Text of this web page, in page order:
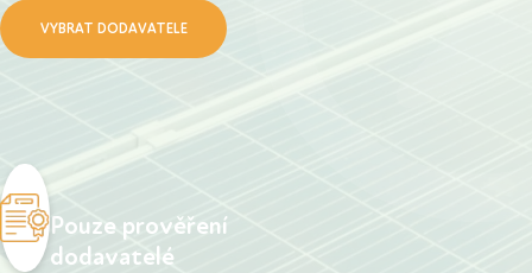
VYBRAT DODAVATELE
Pouze prověření
dodavatelé